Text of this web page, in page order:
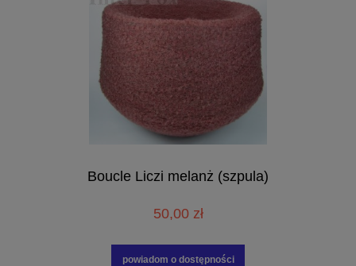
Boucle Liczi melanż (szpula)
50,00 zł
powiadom o dostępności